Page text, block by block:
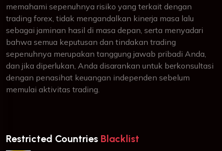
memahami sepenuhnya risiko yang terkait dengan
trading forex, tidak mengandalkan kinerja masa lalu
sebagai jaminan hasil di masa depan, serta menyadari
bahwa semua keputusan dan tindakan trading
sepenuhnya merupakan tanggung jawab pribadi Anda,
dan jika diperlukan, Anda disarankan untuk berkonsultasi
dengan penasihat keuangan independen sebelum
memulai aktivitas trading.
Restricted Countries Blacklist